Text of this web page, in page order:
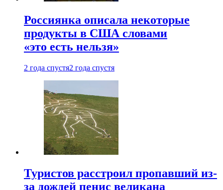
Россиянка описала некоторые
продукты в США словами
«это есть нельзя»
2 года спустя2 года спустя
Туристов расстроил пропавший из-
за дождей пенис великана